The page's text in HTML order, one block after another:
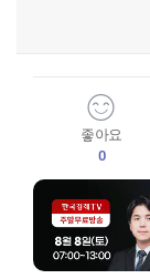
좋아요
0